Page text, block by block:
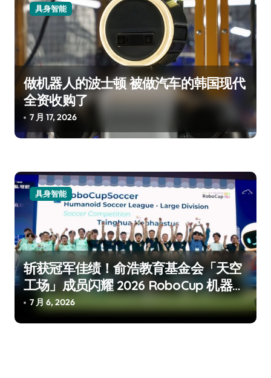
具身智能
做机器人的波士顿 被做汽车的韩国现代
全资收购了
7 月 17, 2026
具身智能
斩获冠军佳绩！俞浩教育基金会「天空
工场」成员闪耀 2026 RoboCup 机器人
世界杯
7 月 6, 2026